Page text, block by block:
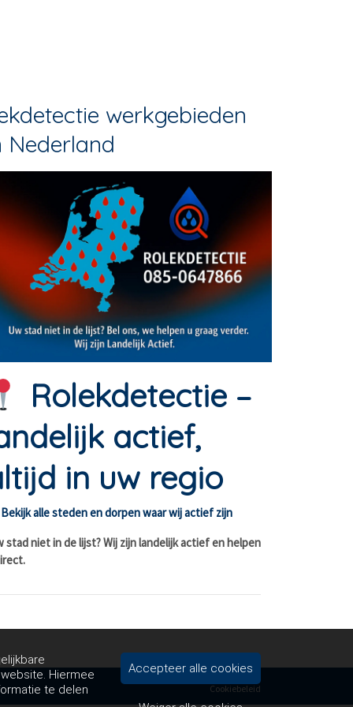
werkgebieden
Nederland
Rolekdetectie –
actief,
in uw regio
Bekijk alle steden en dorpen waar wij actief zijn
stad niet in de lijst? Wij zijn landelijk actief en helpen
Cookiebeleid
Hiermee
te delen
Accepteer alle cookies